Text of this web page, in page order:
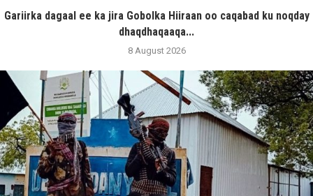
Gariirka dagaal ee ka jira Gobolka Hiiraan oo caqabad ku noqday
dhaqdhaqaaqa...
8 August 2026